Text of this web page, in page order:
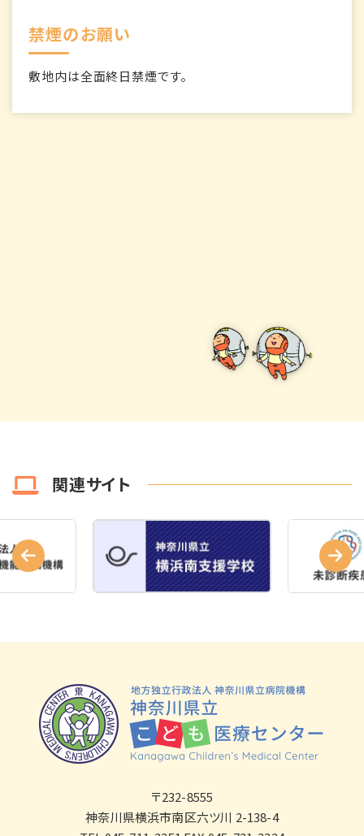
禁煙のお願い
敷地内は全面終日禁煙です。
関連サイト
〒232-8555
神奈川県横浜市南区六ツ川 2-138-4